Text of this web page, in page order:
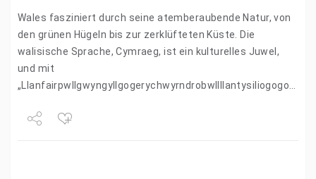
Wales fasziniert durch seine atemberaubende Natur, von
den grünen Hügeln bis zur zerklüfteten Küste. Die
walisische Sprache, Cymraeg, ist ein kulturelles Juwel,
und mit
„Llanfairpwllgwyngyllgogerychwyrndrobwllllantysiliogogogoch“
Europa, wenn nicht sogar in der…